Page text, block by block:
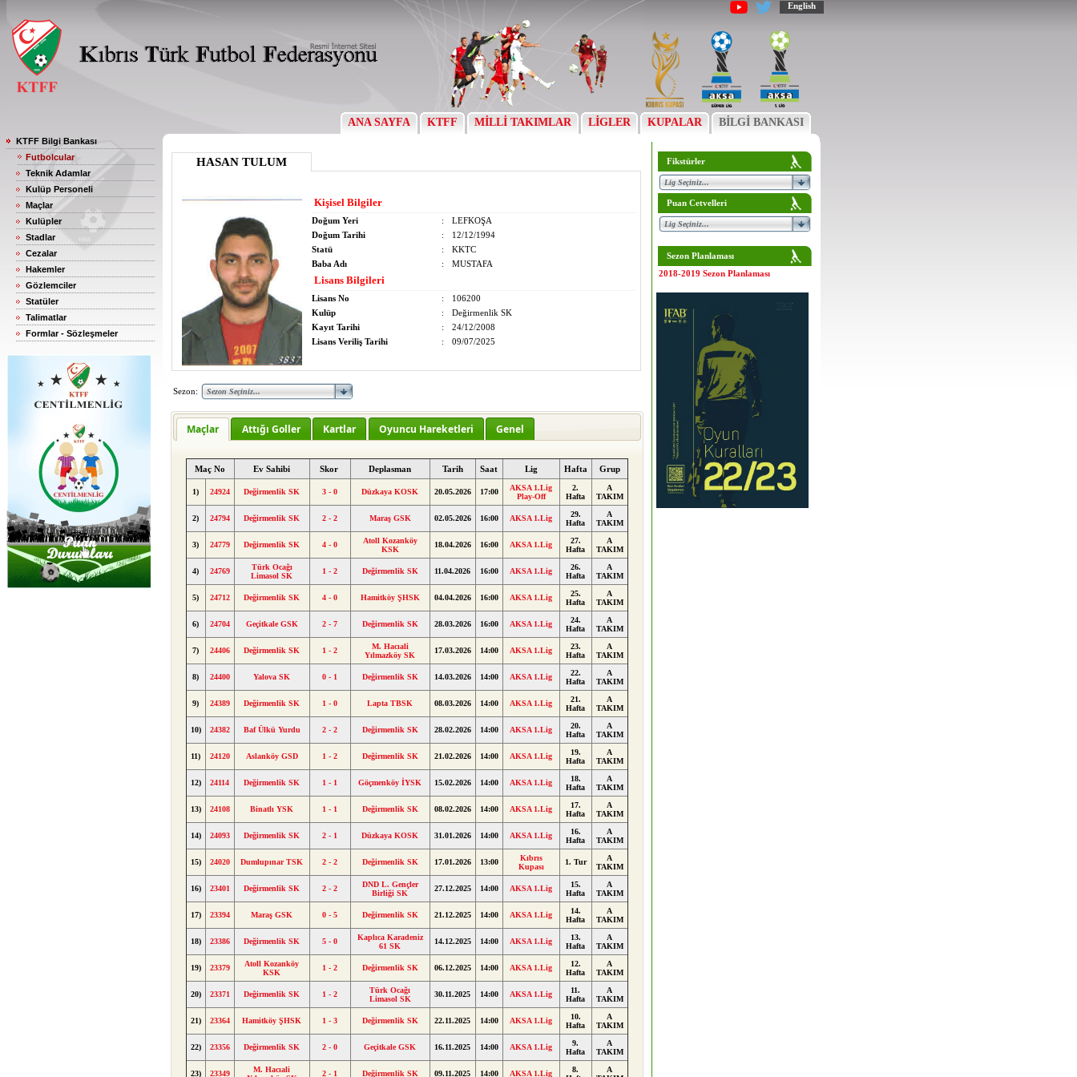
English
ANA SAYFA KTFF MİLLİ TAKIMLAR LİGLER KUPALAR BİLGİ BANKASI
KTFF Bilgi Bankası
Futbolcular
Teknik Adamlar
Kulüp Personeli
Maçlar
Kulüpler
Stadlar
Cezalar
Hakemler
Gözlemciler
Statüler
Talimatlar
Formlar - Sözleşmeler
HASAN TULUM
Kişisel Bilgiler
Doğum Yeri :
LEFKOŞA
Doğum Tarihi
:
12/12/1994
Statü
:
KKTC
Baba Adı
: MUSTAFA
Lisans Bilgileri
Lisans No :
106200
Kulüp
:
Değirmenlik SK
Kayıt Tarihi
:
24/12/2008
Lisans Veriliş Tarihi
: 09/07/2025
Sezon:
Maçlar Attığı Goller Kartlar Oyuncu Hareketleri Genel
Maç No Ev Sahibi Skor Deplasman Tarih Saat Lig Hafta Grup
1) 24924 Değirmenlik SK 3 - 0 Düzkaya KOSK 20.05.2026 17:00
AKSA 1.Lig
Play-Off
2.
Hafta
A
TAKIM
2) 24794 Değirmenlik SK 2 - 2 Maraş GSK 02.05.2026 16:00 AKSA 1.Lig
29.
Hafta
A
TAKIM
3) 24779 Değirmenlik SK 4 - 0
Atoll Kozanköy
KSK
18.04.2026 16:00 AKSA 1.Lig
27.
Hafta
A
TAKIM
4) 24769
Türk Ocağı
Limasol SK
1 - 2 Değirmenlik SK 11.04.2026 16:00 AKSA 1.Lig
26.
Hafta
A
TAKIM
5) 24712 Değirmenlik SK 4 - 0 Hamitköy ŞHSK 04.04.2026 16:00 AKSA 1.Lig
25.
Hafta
A
TAKIM
6) 24704 Geçitkale GSK 2 - 7 Değirmenlik SK 28.03.2026 16:00 AKSA 1.Lig
24.
Hafta
A
TAKIM
7) 24406 Değirmenlik SK 1 - 2
M. Hacıali
Yılmazköy SK
17.03.2026 14:00 AKSA 1.Lig
23.
Hafta
A
TAKIM
8) 24400 Yalova SK 0 - 1 Değirmenlik SK 14.03.2026 14:00 AKSA 1.Lig
22.
Hafta
A
TAKIM
9) 24389 Değirmenlik SK 1 - 0 Lapta TBSK 08.03.2026 14:00 AKSA 1.Lig
21.
Hafta
A
TAKIM
10) 24382 Baf Ülkü Yurdu 2 - 2 Değirmenlik SK 28.02.2026 14:00 AKSA 1.Lig
20.
Hafta
A
TAKIM
11) 24120 Aslanköy GSD 1 - 2 Değirmenlik SK 21.02.2026 14:00 AKSA 1.Lig
19.
Hafta
A
TAKIM
12) 24114 Değirmenlik SK 1 - 1 Göçmenköy İYSK 15.02.2026 14:00 AKSA 1.Lig
18.
Hafta
A
TAKIM
13) 24108 Binatlı YSK 1 - 1 Değirmenlik SK 08.02.2026 14:00 AKSA 1.Lig
17.
Hafta
A
TAKIM
14) 24093 Değirmenlik SK 2 - 1 Düzkaya KOSK 31.01.2026 14:00 AKSA 1.Lig
16.
Hafta
A
TAKIM
15) 24020 Dumlupınar TSK 2 - 2 Değirmenlik SK 17.01.2026 13:00
Kıbrıs
Kupası
1. Tur
A
TAKIM
16) 23401 Değirmenlik SK 2 - 2
DND L. Gençler
Birliği SK
27.12.2025 14:00 AKSA 1.Lig
15.
Hafta
A
TAKIM
17) 23394 Maraş GSK 0 - 5 Değirmenlik SK 21.12.2025 14:00 AKSA 1.Lig
14.
Hafta
A
TAKIM
18) 23386 Değirmenlik SK 5 - 0
Kaplıca Karadeniz
61 SK
14.12.2025 14:00 AKSA 1.Lig
13.
Hafta
A
TAKIM
19) 23379
Atoll Kozanköy
KSK
1 - 2 Değirmenlik SK 06.12.2025 14:00 AKSA 1.Lig
12.
Hafta
A
TAKIM
20) 23371 Değirmenlik SK 1 - 2
Türk Ocağı
Limasol SK
30.11.2025 14:00 AKSA 1.Lig
11.
Hafta
A
TAKIM
21) 23364 Hamitköy ŞHSK 1 - 3 Değirmenlik SK 22.11.2025 14:00 AKSA 1.Lig
10.
Hafta
A
TAKIM
22) 23356 Değirmenlik SK 2 - 0 Geçitkale GSK 16.11.2025 14:00 AKSA 1.Lig
9.
Hafta
A
TAKIM
23) 23349
M. Hacıali
2 - 1 Değirmenlik SK 09.11.2025 14:00 AKSA 1.Lig
8.
A
Fikstürler
Puan Cetvelleri
Sezon Planlaması
2018-2019 Sezon Planlaması